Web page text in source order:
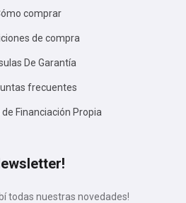
comprar
de compra
De Garantía
frecuentes
Financiación Propia
todas nuestras novedades!